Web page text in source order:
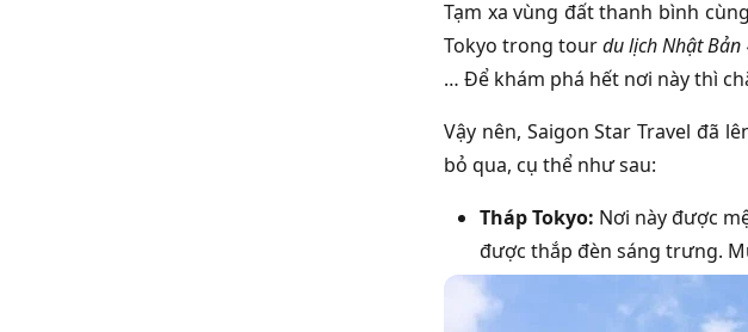
Tạm xa vùng đất thanh bình
Tokyo trong tourdu lịch Nhật Bản
… Để khám phá hết nơi này thì
Vậy nên, Saigon Star Travel đã
bỏ qua, cụ thể như sau:
Tháp Tokyo: Nơi này được
được thắp đèn sáng trưng.